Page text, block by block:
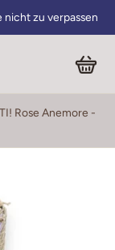
nicht zu verpassen
Rose Anemore -